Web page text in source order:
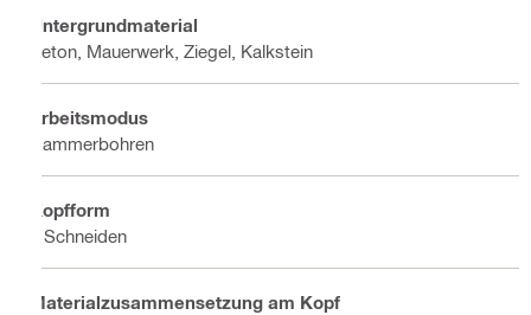
Untergrundmaterial
Beton, Mauerwerk, Ziegel, Kalkstein
Arbeitsmodus
Hammerbohren
Kopfform
2 Schneiden
Materialzusammensetzung am Kopf